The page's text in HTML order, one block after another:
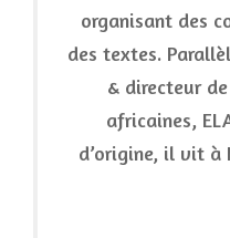
organisant des
des textes.
& directeur
africaines,
d’origine, il vit à